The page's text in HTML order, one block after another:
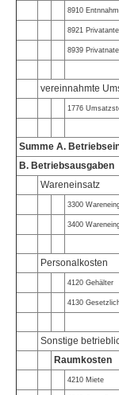
8910
8921
8939
vereinnahmte
1776
Summe A.
B. Betriebsausgaben
Wareneinsatz
3300
3400
Personalkosten
4120 Gehälter
4130
Sonstige
Raumkosten
4210 Miete